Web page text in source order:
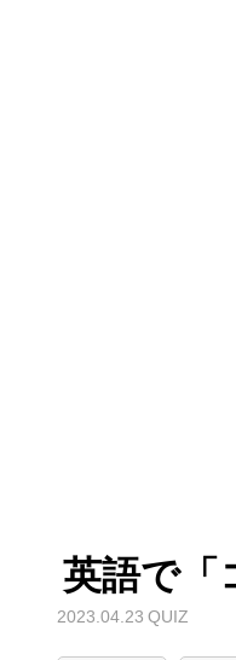
英語で「
2023.04.23 QUIZ